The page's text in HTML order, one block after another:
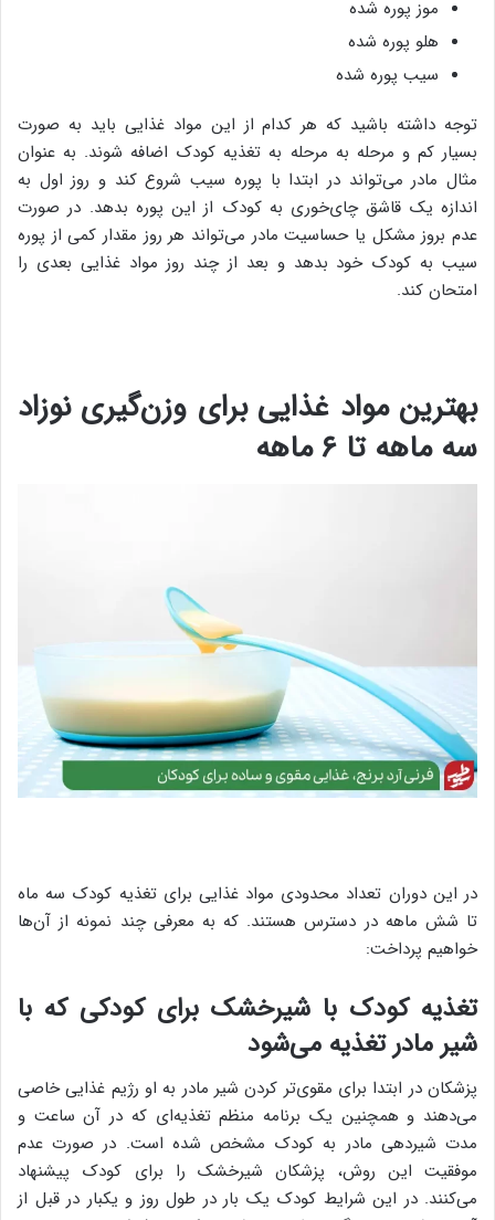
موز پوره شده
هلو پوره شده
سیب پوره شده
توجه داشته باشید که هر کدام از این مواد غذایی باید به صورت
بسیار کم و مرحله به مرحله به تغذیه کودک اضافه شوند. به عنوان
مثال مادر می‌تواند در ابتدا با پوره سیب شروع کند و روز اول به
اندازه یک قاشق چای‌خوری به کودک از این پوره بدهد. در صورت
عدم بروز مشکل یا حساسیت مادر می‌تواند هر روز مقدار کمی از پوره
سیب به کودک خود بدهد و بعد از چند روز مواد غذایی بعدی را
امتحان کند.
بهترین مواد غذایی برای وزن‌گیری نوزاد
سه ماهه تا ۶ ماهه
در این دوران تعداد محدودی مواد غذایی برای تغذیه کودک سه ماه
تا شش ماهه در دسترس هستند. که به معرفی چند نمونه از آن‌ها
خواهیم پرداخت:
تغذیه کودک با شیرخشک برای کودکی که با
شیر مادر تغذیه می‌شود
پزشکان در ابتدا برای مقوی‌تر کردن شیر مادر به او رژیم غذایی خاصی
می‌دهند و همچنین یک برنامه منظم تغذیه‌ای که در آن ساعت و
مدت شیردهی مادر به کودک مشخص شده است. در صورت عدم
موفقیت این روش، پزشکان شیرخشک را برای کودک پیشنهاد
می‌کنند. در این شرایط کودک یک بار در طول روز و یکبار در قبل از